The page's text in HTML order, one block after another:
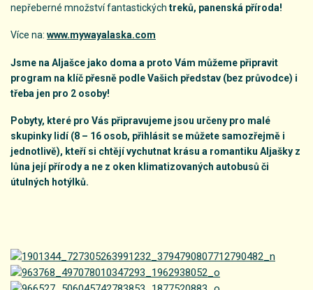
nepřeberné množství fantastických treků, panenská příroda!
Více na: www.mywayalaska.com
Jsme na Aljašce jako doma a proto Vám můžeme připravit
program na klíč přesně podle Vašich představ (bez průvodce) i
třeba jen pro 2 osoby!
Pobyty, které pro Vás připravujeme jsou určeny pro malé
skupinky lidí(8 – 16 osob, přihlásit se můžete samozřejmě i
jednotlivě), kteří si chtějí vychutnat krásu a romantiku Aljašky z
lůna její přírody a ne z oken klimatizovaných autobusů či
útulných hotýlků.